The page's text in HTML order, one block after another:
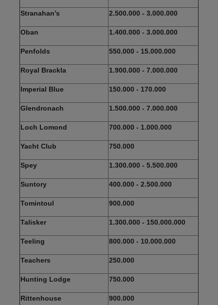
Stranahan’s 2.500.000 - 3.000.000
Oban 1.400.000 - 3.000.000
Penfolds 550.000 - 15.000.000
Royal Brackla 1.900.000 - 7.000.000
Imperial Blue 150.000 - 170.000
Glendronach 1.500.000 - 7.000.000
Loch Lomond 700.000 - 1.000.000
Yacht Club 750.000
Spey 1.300.000 - 5.500.000
Suntory 400.000 - 2.500.000
Tomintoul 900.000
Talisker 1.300.000 - 150.000.000
Teeling 800.000 - 10.000.000
Teachers 250.000
Hunting Lodge 750.000
Rittenhouse 900.000